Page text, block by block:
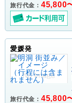
旅行代金： 45,800
愛媛発
旅行代金： 45,800